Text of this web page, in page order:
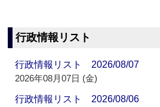
行政情報リスト
行政情報リスト 2026/08/07
2026年08月07日 (金)
行政情報リスト 2026/08/06